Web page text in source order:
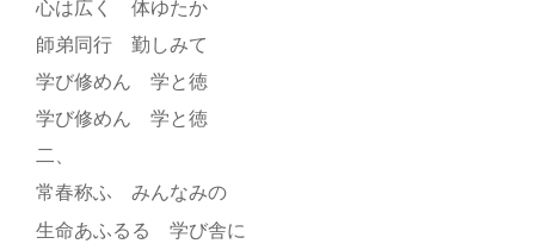
心は広く 体ゆたか
師弟同行 勤しみて
学び修めん 学と徳
学び修めん 学と徳
二、
常春称ふ みんなみの
生命あふるる 学び舎に